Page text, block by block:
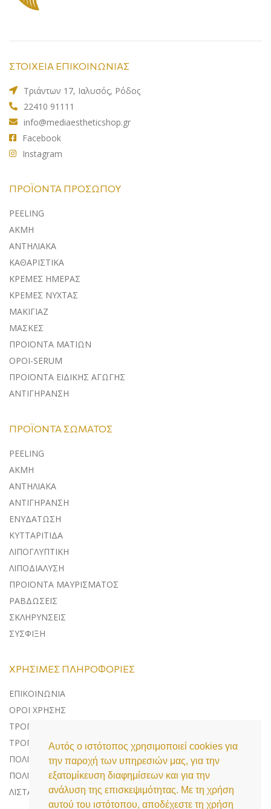
Αυτός ο ιστότοπος χρησιμοποιεί cookies για
την παροχή των υπηρεσιών μας, για την
εξατομίκευση διαφημίσεων και για την
ανάλυση της επισκεψιμότητας. Με τη χρήση
αυτού του ιστότοπου, αποδέχεστε τη χρήση
ΣΤΟΙΧΕΙΑ ΕΠΙΚΟΙΝΩΝΙΑΣ
Τριάντων 17, Ιαλυσός, Ρόδος
22410 91111
info@mediaestheticshop.gr
Facebook
Instagram
ΠΡΟΪΌΝΤΑ ΠΡΟΣΏΠΟΥ
PEELING
ΑΚΜΗ
ΑΝΤΗΛΙΑΚA
ΚΑΘΑΡΙΣΤΙΚΑ
ΚΡΕΜΕΣ ΗΜΕΡΑΣ
ΚΡΕΜΕΣ ΝΥΧΤΑΣ
ΜΑΚΙΓΙΑΖ
ΜΑΣΚΕΣ
ΠΡΟΪΟΝΤΑ ΜΑΤΙΩΝ
ΟΡΟΙ-SERUM
ΠΡΟΪΟΝΤΑ ΕΙΔΙΚΗΣ ΑΓΩΓΗΣ
ΑΝΤΙΓΗΡΑΝΣΗ
ΠΡΟΪΌΝΤΑ ΣΏΜΑΤΟΣ
PEELING
ΑΚΜΗ
ΑΝΤΗΛΙΑΚΑ
ΑΝΤΙΓΗΡΑΝΣΗ
ΕΝΥΔΑΤΩΣΗ
ΚΥΤΤΑΡΙΤΙΔΑ
ΛΙΠΟΓΛΥΠΤΙΚΗ
ΛΙΠΟΔΙΑΛΥΣΗ
ΠΡΟΪΟΝΤΑ ΜΑΥΡΙΣΜΑΤΟΣ
ΡΑΒΔΩΣΕΙΣ
ΣΚΛΗΡΥΝΣΕΙΣ
ΣΥΣΦΙΞΗ
ΧΡΉΣΙΜΕΣ ΠΛΗΡΟΦΟΡΊΕΣ
ΕΠΙΚΟΙΝΩΝΊΑ
ΌΡΟΙ ΧΡΉΣΗΣ
ΤΡΌΠΟΙ ΠΛΗΡΩΜΉΣ
ΤΡΌΠΟΙ ΑΠΟΣΤΟΛΉΣ
ΠΟΛΙΤΙΚΉ ΕΠΙΣΤΡΟΦΏΝ
ΠΟΛΙΤΙΚΉ ΠΡΟΣΤΑΣΊΑΣ ΔΕΔΟΜΈΝΩΝ
ΛΊΣΤΑ COOKIES